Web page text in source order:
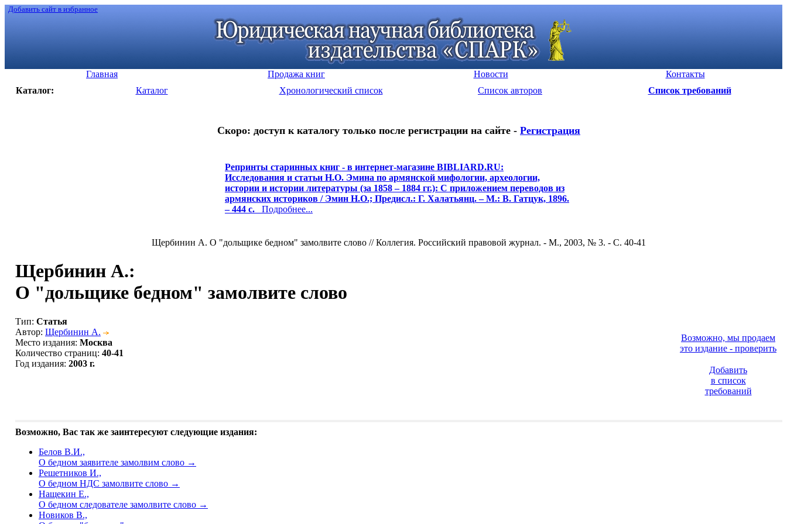
Добавить сайт в избранное
Главная Продажа книг Новости
Контакты
Каталог:
Каталог Хронологический список Список авторов Список требований
Скоро: доступ к каталогу только после регистрации на сайте - Регистрация
Репринты старинных книг - в интернет-магазине BIBLIARD.RU:
Исследования и статьи Н.О. Эмина по армянской мифологии, археологии,
истории и истории литературы (за 1858 – 1884 гг.): С приложением переводов из
армянских историков / Эмин Н.О.; Предисл.: Г. Халатьянц. – М.: В. Гатцук, 1896.
– 444 с. Подробнее...
Щербинин А. О "дольщике бедном" замолвите слово // Коллегия. Российский правовой журнал. - М., 2003, № 3. - С. 40-41
Щербинин А.:
О "дольщике бедном" замолвите слово
Тип: Статья
Автор: Щербинин А.
Место издания: Москва
Количество страниц: 40-41
Год издания: 2003 г.
Возможно, мы продаем
это издание - проверить
Добавить
в список
требований
Возможно, Вас так же заинтересуют следующие издания:
Белов В.И.,
О бедном заявителе замолвим слово →
Решетников И.,
О бедном НДС замолвите слово →
Нащекин Е.,
О бедном следователе замолвите слово →
Новиков В.,